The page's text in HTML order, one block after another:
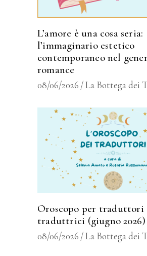
L’amore è una cosa seria:
l’immaginario estetico
contemporaneo nel
romance
08/06/2026 La Bottega dei
Oroscopo per traduttori
traduttrici (giugno 2026)
08/06/2026 La Bottega dei